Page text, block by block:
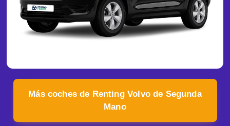
Más coches de Renting Volvo de Segunda
Mano